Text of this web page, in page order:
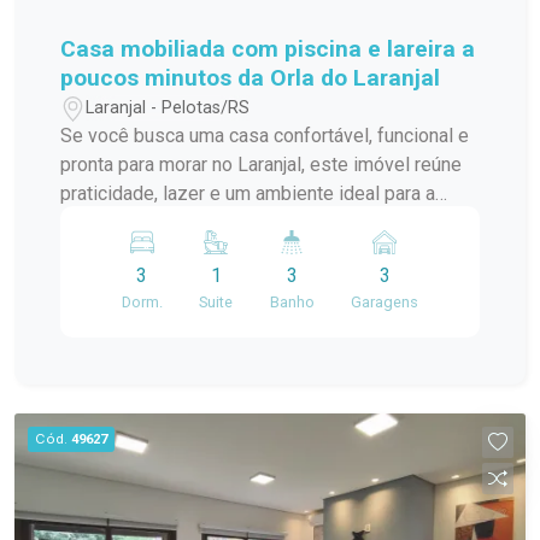
Casa mobiliada com piscina e lareira a
poucos minutos da Orla do Laranjal
Laranjal - Pelotas/RS
Se você busca uma casa confortável, funcional e
pronta para morar no Laranjal, este imóvel reúne
praticidade, lazer e um ambiente ideal para a
área externa agradável e ambientes mobiliados, a
residência oferece mais comodidade desde o
primeiro dia. Localizada no bairro Laranjal, em
acesso a comércios, serviços e opções de lazer
da região. Uma localização que proporciona
tranquilidade residencial sem abrir mão da
conveniência no dia a dia. Descrição do imóvel:
3
Dorm.
1
Suite
3
Banho
3
Garagens
Cód. 49627